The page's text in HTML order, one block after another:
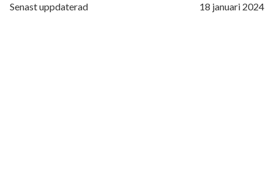
Senast uppdaterad 18 januari 2024